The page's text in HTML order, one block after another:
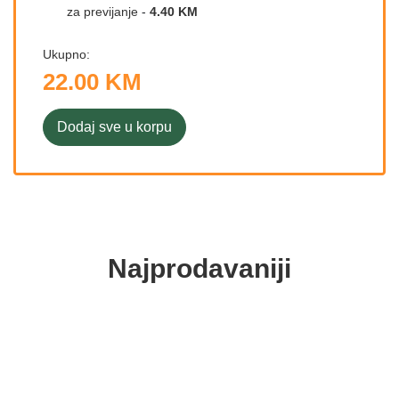
za previjanje - 4.40 KM
Ukupno:
22.00 KM
Dodaj sve u korpu
Najprodavaniji